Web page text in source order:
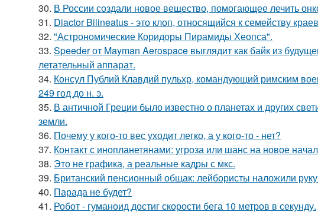
30. В России создали новое вещество, помогающее лечить
31. Diactor Bilineatus - это клоп, относящийся к семейству
32. "Астрономические Коридоры Пирамиды Хеопса".
33. Speeder от Mayman Aerospace выглядит как байк из
летательный аппарат.
34. Консул Публий Клавдий пульхр, командующий римским
249 год до н. э.
35. В античной Греции было известно о планетах и других
земли.
36. Почему у кого-то вес уходит легко, а у кого-то - нет?
37. Контакт с инопланетянами: угроза или шанс на новое
38. Это не графика, а реальные кадры с мкс.
39. Британский пенсионный общак: лейбористы наложили
40. Парада не будет?
41. Робот - гуманоид достиг скорости бега 10 метров в секунду.